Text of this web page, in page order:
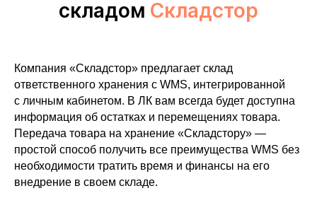
складом Складстор
Компания «Складстор» предлагает склад
ответственного хранения с WMS, интегрированной
с личным кабинетом. В ЛК вам всегда будет доступна
информация об остатках и перемещениях товара.
Передача товара на хранение «Складстору» —
простой способ получить все преимущества WMS без
необходимости тратить время и финансы на его
внедрение в своем складе.
+7 (495) 223 08-88
ООО « СКЛАДСТОР
МОСКВА
Д. КРЁКШИНО, ТЕРМИНАЛЬНЫЙ ПРОЕЗД, 3А
МОСКОВСКАЯ ОБЛАСТЬ
Г. ДОМОДЕДОВО РЯБИНОВАЯ УЛ. 10
МОСКВА
ЭЛЕКТРОЛИТНЫЙ ПРОЕЗД Д 10
1247700732960